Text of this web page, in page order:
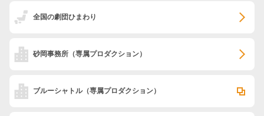
全国の劇団ひまわり
砂岡事務所 （専属プロダクション）
ブルーシャトル（専属プロダクション）